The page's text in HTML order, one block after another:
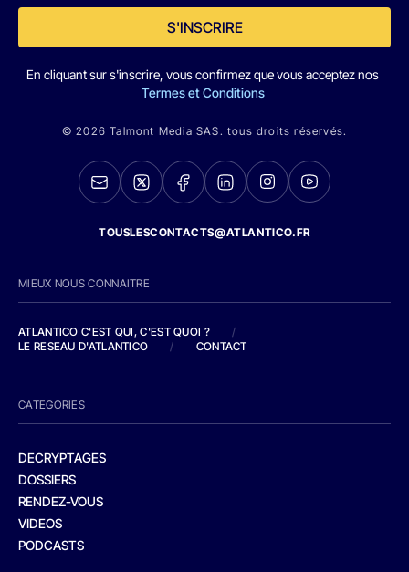
S'INSCRIRE
En cliquant sur s'inscrire, vous confirmez que vous acceptez nos
Termes et Conditions
© 2026 Talmont Media SAS. tous droits réservés.
TOUSLESCONTACTS@ATLANTICO.FR
MIEUX NOUS CONNAITRE
ATLANTICO C'EST QUI, C'EST QUOI ?
/
LE RESEAU D'ATLANTICO
/ CONTACT
CATEGORIES
DECRYPTAGES
DOSSIERS
RENDEZ-VOUS
VIDEOS
PODCASTS